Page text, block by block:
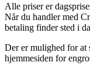
Alle priser er
Når du handler med
betaling finder sted i
Der er mulighed for at
hjemmesiden for